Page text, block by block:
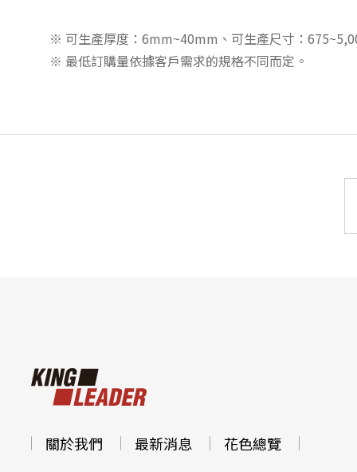
※ 可生產厚度：6mm~40mm、可生產尺寸：
※ 最低訂購量依據客戶需求的規格不同而定。
關於我們 最新消息
花色總覽